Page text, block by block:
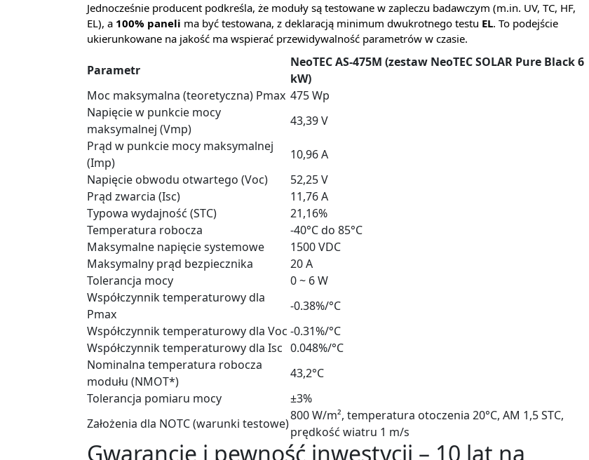
Jednocześnie producent podkreśla, że moduły są testowane w zapleczu badawczym (m.in. UV, TC, HF,
EL), a 100% paneli ma być testowana, z deklaracją minimum dwukrotnego testu EL. To podejście
ukierunkowane na jakość ma wspierać przewidywalność parametrów w czasie.
Parametr
NeoTEC AS-475M (zestaw NeoTEC SOLAR Pure Black 6
kW)
Moc maksymalna (teoretyczna) Pmax 475 Wp
Napięcie w punkcie mocy
maksymalnej (Vmp)
43,39 V
Prąd w punkcie mocy maksymalnej
(Imp)
10,96 A
Napięcie obwodu otwartego (Voc)
52,25 V
Prąd zwarcia (Isc)
11,76 A
Typowa wydajność (STC)
21,16%
Temperatura robocza
-40°C do 85°C
Maksymalne napięcie systemowe
1500 VDC
Maksymalny prąd bezpiecznika
20 A
Tolerancja mocy
0 ~ 6 W
Współczynnik temperaturowy dla
Pmax
-0.38%/°C
Współczynnik temperaturowy dla Voc -0.31%/°C
Współczynnik temperaturowy dla Isc 0.048%/°C
Nominalna temperatura robocza
modułu (NMOT*)
43,2°C
Tolerancja pomiaru mocy
±3%
Założenia dla NOTC (warunki testowe)
800 W/m², temperatura otoczenia 20°C, AM 1,5 STC,
prędkość wiatru 1 m/s
Gwarancje i pewność inwestycji – 10 lat na